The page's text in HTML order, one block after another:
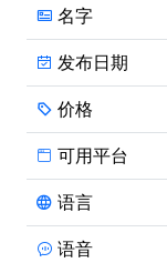
名字
发布日期
价格
可用平台
语言
语音